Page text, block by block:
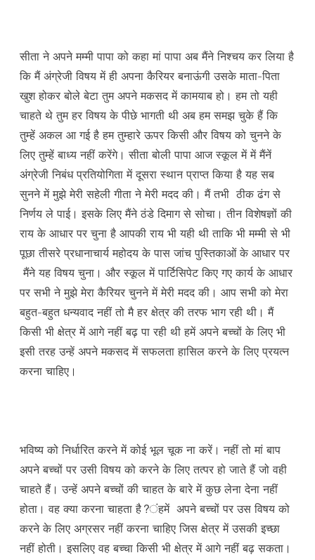
सीता ने अपने मम्मी पापा को कहा मां पापा अब मैंने निश्चय कर लिया है
कि मैं अंग्रेजी विषय में ही अपना कैरियर बनाऊंगी उसके माता-पिता
खुश होकर बोले बेटा तुम अपने मकसद में कामयाब हो। हम तो यही
चाहते थे तुम हर विषय के पीछे भागती थी अब हम समझ चुके हैं कि
तुम्हें अकल आ गई है हम तुम्हारे ऊपर किसी और विषय को चुनने के
लिए तुम्हें बाध्य नहीं करेंगे। सीता बोली पापा आज स्कूल में में मैंनें
अंग्रेजी निबंध प्रतियोगिता में दूसरा स्थान प्राप्त किया है यह सब
सुनने में मुझे मेरी सहेली गीता ने मेरी मदद की। मैं तभी ठीक ढंग से
निर्णय ले पाई। इसके लिए मैंने ठंडे दिमाग से सोचा। तीन विशेषज्ञों की
राय के आधार पर चुना है आपकी राय भी यही थी ताकि भी मम्मी से भी
पूछा तीसरे प्रधानाचार्य महोदय के पास जांच पुस्तिकाओं के आधार पर
मैंने यह विषय चुना। और स्कूल में पार्टिसिपेट किए गए कार्य के आधार
पर सभी ने मुझे मेरा कैरियर चुनने में मेरी मदद की। आप सभी को मेरा
बहुत-बहुत धन्यवाद नहीं तो मै हर क्षेत्र की तरफ भाग रही थी। मैं
किसी भी क्षेत्र में आगे नहीं बढ़ पा रही थी हमें अपने बच्चों के लिए भी
इसी तरह उन्हें अपने मकसद में सफलता हासिल करने के लिए प्रयत्न
करना चाहिए।
भविष्य को निर्धारित करने में कोई भूल चूक ना करें। नहीं तो मां बाप
अपने बच्चों पर उसी विषय को करने के लिए तत्पर हो जाते हैं जो वही
चाहते हैं। उन्हें अपने बच्चों की चाहत के बारे में कुछ लेना देना नहीं
होता। वह क्या करना चाहता है?ंहमें अपने बच्चों पर उस विषय को
करने के लिए अग्रसर नहीं करना चाहिए जिस क्षेत्र में उसकी इच्छा
नहीं होती। इसलिए वह बच्चा किसी भी क्षेत्र में आगे नहीं बढ़ सकता।